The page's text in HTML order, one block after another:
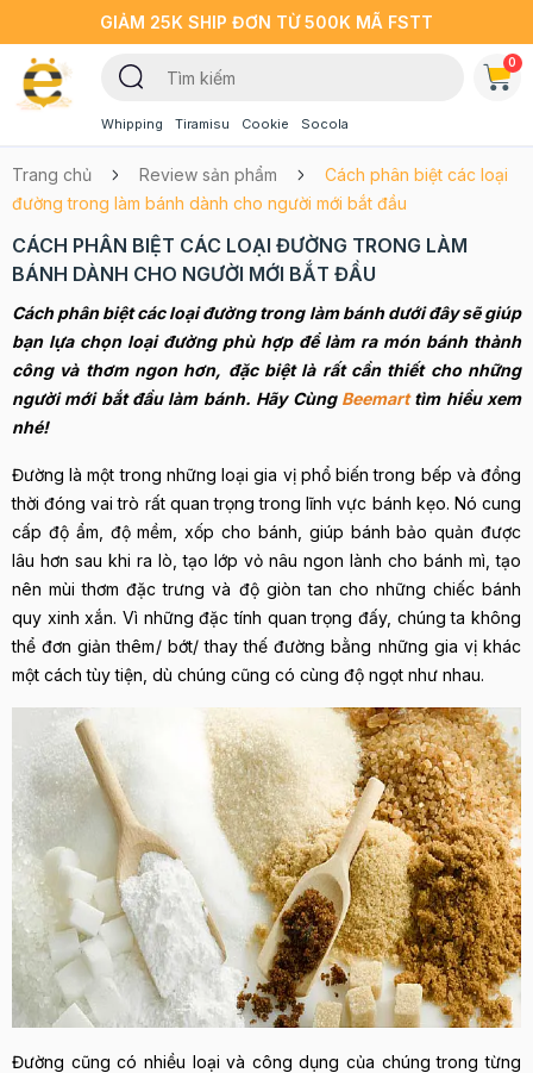
GIẢM 25K SHIP ĐƠN TỪ 500K MÃ FSTT
Whipping Tiramisu Cookie Socola
0
Trang chủ Review sản phẩm
Cách phân biệt các loại
đường trong làm bánh dành cho người mới bắt đầu
CÁCH PHÂN BIỆT CÁC LOẠI ĐƯỜNG TRONG LÀM
BÁNH DÀNH CHO NGƯỜI MỚI BẮT ĐẦU
Cách phân biệt các loại đường trong làm bánh dưới đây sẽ giúp
bạn lựa chọn loại đường phù hợp để làm ra món bánh thành
công và thơm ngon hơn, đặc biệt là rất cần thiết cho những
người mới bắt đầu làm bánh. Hãy Cùng Beemarttìm hiểu xem
nhé!
Đường là một trong những loại gia vị phổ biến trong bếp và đồng
thời đóng vai trò rất quan trọng trong lĩnh vực bánh kẹo. Nó cung
cấp độ ẩm, độ mềm, xốp cho bánh, giúp bánh bảo quản được
lâu hơn sau khi ra lò, tạo lớp vỏ nâu ngon lành cho bánh mì, tạo
nên mùi thơm đặc trưng và độ giòn tan cho những chiếc bánh
quy xinh xắn. Vì những đặc tính quan trọng đấy, chúng ta không
thể đơn giản thêm/ bớt/ thay thế đường bằng những gia vị khác
một cách tùy tiện, dù chúng cũng có cùng độ ngọt như nhau.
Đường cũng có nhiều loại và công dụng của chúng trong từng